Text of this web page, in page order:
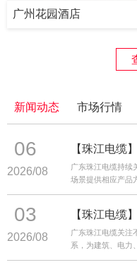
广州花园酒店
新闻动态 市场行情
06
2026/08
【珠江电缆
广东珠江电缆持续
场景提供相应产品
03
2026/08
广东珠江电缆关注
系，为建筑、电力